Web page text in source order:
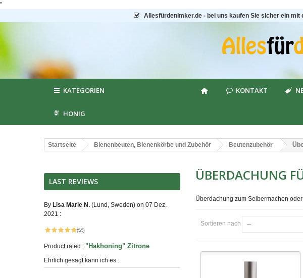
"
AllesfürdenImker.de - bei uns kaufen Sie sicher ein mit
KATEGORIEN KONTAKT
HONIG
Startseite Bienenbeuten, Bienenkörbe und Zubehör Beutenzubehör
LAST REVIEWS
By Lisa Marie N. (Lund, Sweden) on 07 Dez.
2021 :
(5/5)
Product rated : "Hakhoning" Zitrone
Ehrlich gesagt kann ich es...
ÜBERDACHUNG
Überdachung zum Selbermachen
Sortieren nach --